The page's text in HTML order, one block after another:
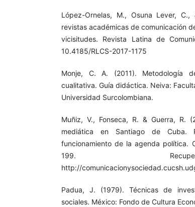
López-Ornelas, M., Osuna Lever,
revistas académicas de comunicación
vicisitudes. Revista Latina de
10.4185/RLCS-2017-1175
Monje, C. A. (2011). Metodología
cualitativa. Guía didáctica. Neiva:
Universidad Surcolombiana.
Muñiz, V., Fonseca, R. & Guerra, R.
mediática en Santiago de Cuba.
funcionamiento de la agenda política.
199.
http://
Padua, J. (1979). Técnicas de
sociales. México: Fondo de Cultura